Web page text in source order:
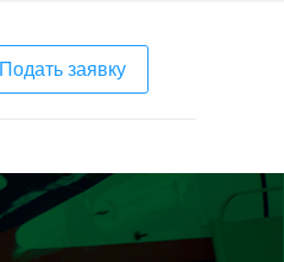
Подать заявку